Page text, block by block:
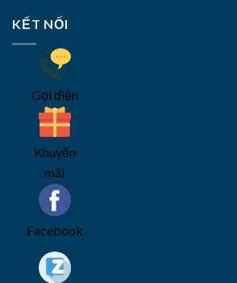
KẾT NỐI
Gọi điện
Khuyến
mãi
Facebook